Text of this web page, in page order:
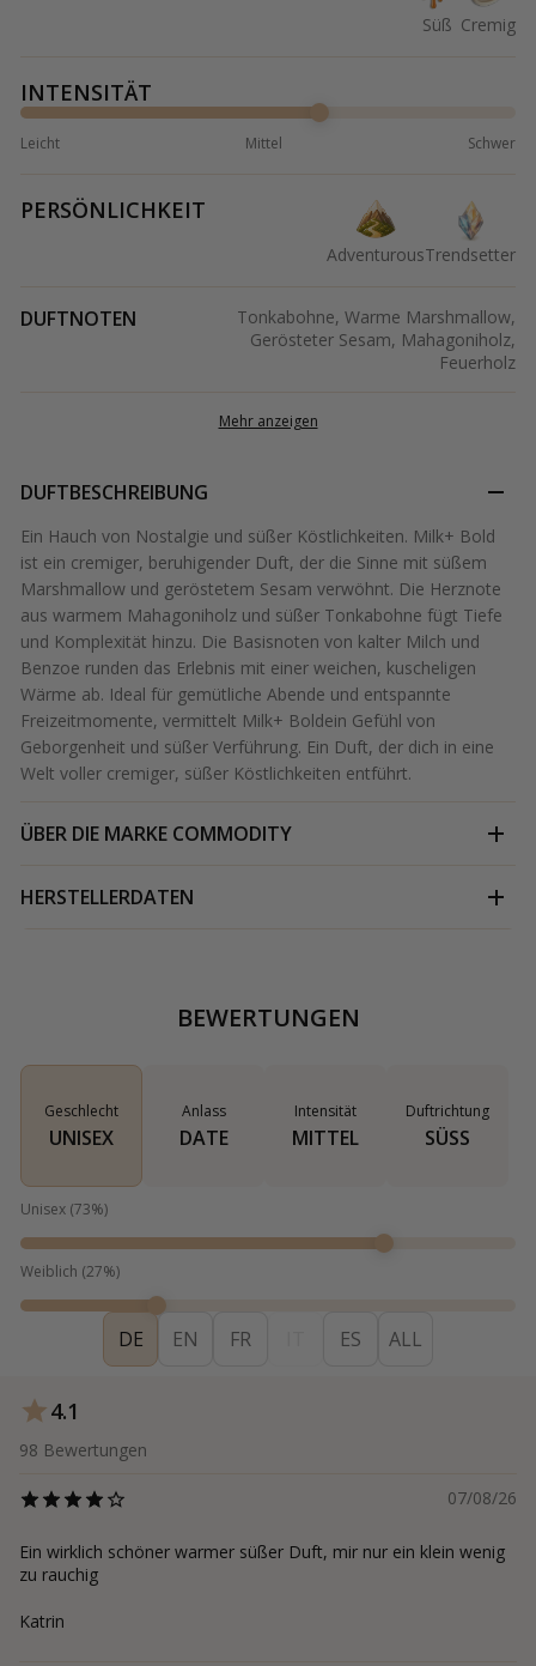
Süß Cremig
INTENSITÄT
Leicht Mittel Schwer
PERSÖNLICHKEIT
AdventurousTrendsetter
DUFTNOTEN
Tonkabohne, Warme Marshmallow,
Gerösteter Sesam, Mahagoniholz,
Feuerholz
Mehr anzeigen
DUFTBESCHREIBUNG
Ein Hauch von Nostalgie und süßer Köstlichkeiten. Milk+ Bold
ist ein cremiger, beruhigender Duft, der die Sinne mit süßem
Marshmallow und geröstetem Sesam verwöhnt. Die Herznote
aus warmem Mahagoniholz und süßer Tonkabohne fügt Tiefe
und Komplexität hinzu. Die Basisnoten von kalter Milch und
Benzoe runden das Erlebnis mit einer weichen, kuscheligen
Wärme ab. Ideal für gemütliche Abende und entspannte
Freizeitmomente, vermittelt Milk+ Boldein Gefühl von
Geborgenheit und süßer Verführung. Ein Duft, der dich in eine
Welt voller cremiger, süßer Köstlichkeiten entführt.
ÜBER DIE MARKE COMMODITY
HERSTELLERDATEN
BEWERTUNGEN
Geschlecht
UNISEX
Anlass
DATE
Intensität
MITTEL
Duftrichtung
SÜSS
Unisex (73%)
Weiblich (27%)
DE EN FR ES ALL
4.1
98 Bewertungen
07/08/26
Ein wirklich schöner warmer süßer Duft, mir nur ein klein wenig
zu rauchig
Katrin